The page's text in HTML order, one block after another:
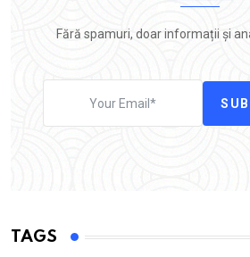
Fără spamuri, doar informații și
TAGS